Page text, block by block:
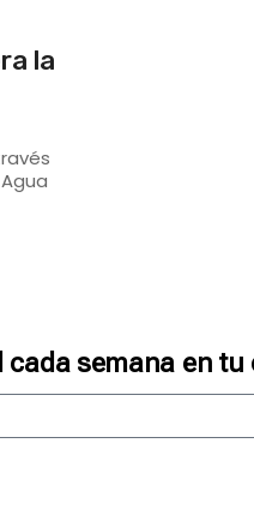
la
cada semana en tu